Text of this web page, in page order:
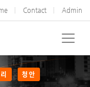
Contact Admin
청안